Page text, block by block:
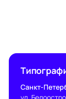
Санкт-